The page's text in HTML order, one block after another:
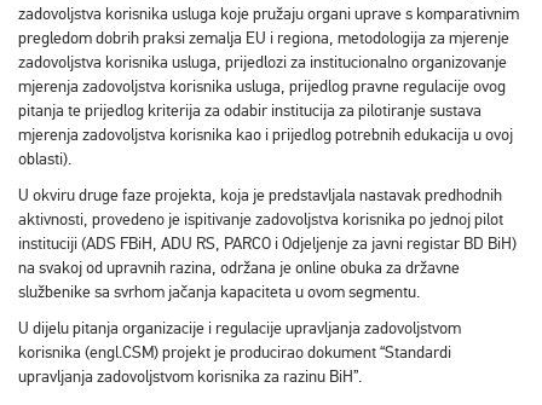
zadovoljstva korisnika usluga koje pružaju organi uprave s komparativnim
pregledom dobrih praksi zemalja EU i regiona, metodologija za mjerenje
zadovoljstva korisnika usluga, prijedlozi za institucionalno organizovanje
mjerenja zadovoljstva korisnika usluga, prijedlog pravne regulacije ovog
pitanja te prijedlog kriterija za odabir institucija za pilotiranje sustava
mjerenja zadovoljstva korisnika kao i prijedlog potrebnih edukacija u ovoj
oblasti).
U okviru druge faze projekta, koja je predstavljala nastavak predhodnih
aktivnosti, provedeno je ispitivanje zadovoljstva korisnika po jednoj pilot
instituciji (ADS FBiH, ADU RS, PARCO i Odjeljenje za javni registar BD BiH)
na svakoj od upravnih razina, održana je online obuka za državne
službenike sa svrhom jačanja kapaciteta u ovom segmentu.
U dijelu pitanja organizacije i regulacije upravljanja zadovoljstvom
korisnika (engl.CSM) projekt je producirao dokument “Standardi
upravljanja zadovoljstvom korisnika za razinu BiH”.